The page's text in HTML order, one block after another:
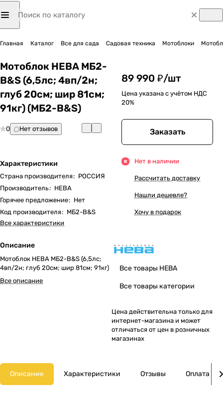
Главная Каталог Все для сада Садовая техника Мотоблоки
Мотоблок НЕВА МБ2-
B&S (6,5лс; 4вп/2н;
глуб 20см; шир 81см;
91кг) (МБ2-B&S)
0 Нет отзывов
Характеристики
Страна производителя: РОССИЯ
Производитель: НЕВА
Горячее предложение: Нет
Код производителя: МБ2-B&S
Все характеристики
Описание
Мотоблок НЕВА МБ2-B&S (6,5лс;
4вп/2н; глуб 20см; шир 81см; 91кг)
Все описание
89 990 ₽/шт
Цена указана с учётом НДС
20%
Заказать
Нет в наличии
Рассчитать доставку
Нашли дешевле?
Хочу в подарок
Все товары НЕВА
Все товары категории
Цена действительна только для
интернет-магазина и может
отличаться от цен в розничных
магазинах
Описание Характеристики Отзывы Оплата